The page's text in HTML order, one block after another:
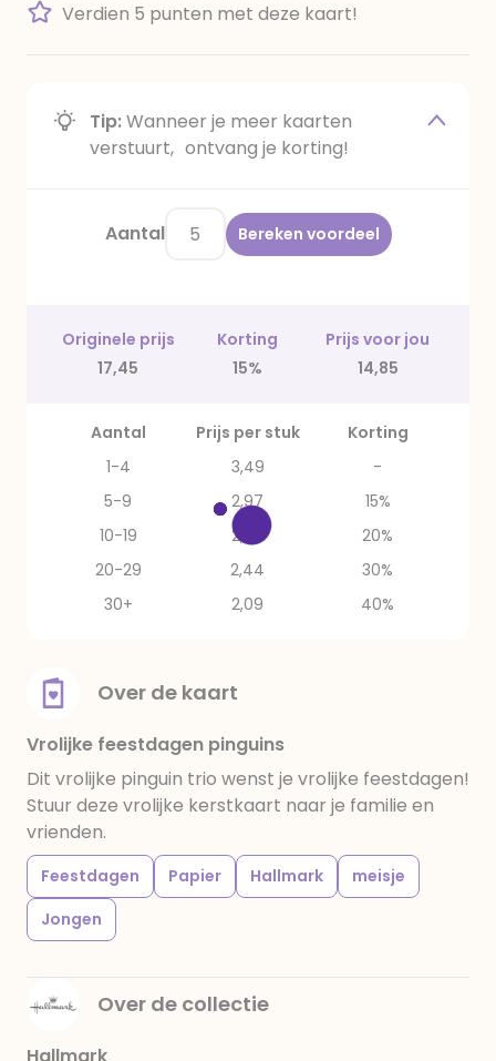
Verdien 5 punten met deze kaart!
Tip:Wanneer je meer kaarten
verstuurt, ontvang je korting!
Aantal Bereken voordeel
Originele prijs Korting
Prijs voor jou
17,45
15% 14,85
Aantal Prijs per stuk
Korting
1-4
3,49
-
5-9
2,97
15%
10-19
2,79
20%
20-29
2,44
30%
30+
2,09 40%
Over de kaart
Vrolijke feestdagen pinguins
Dit vrolijke pinguin trio wenst je vrolijke feestdagen!
Stuur deze vrolijke kerstkaart naar je familie en
vrienden.
Feestdagen Papier Hallmark
meisje
Jongen
Over de collectie